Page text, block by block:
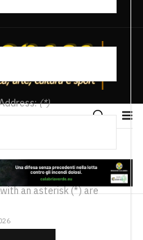
(*)
an asterisk (*) are